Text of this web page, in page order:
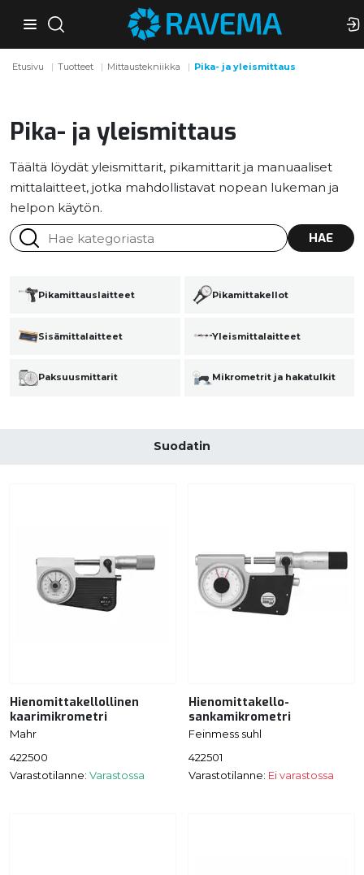
Etusivu Tuotteet Mittaustekniikka Pika- ja yleismittaus
Pika- ja yleismittaus
Täältä löydät yleismittarit, pikamittarit ja manuaaliset
mittalaitteet, jotka mahdollistavat nopean lukeman ja
helpon käytön.
HAE
Pikamittauslaitteet Pikamittakellot
Sisämittalaitteet Yleismittalaitteet
Paksuusmittarit Mikrometrit ja hakatulkit
Suodatin
Hienomittakellollinen
kaarimikrometri
Mahr
422500
Varastotilanne: Varastossa
Hienomittakello-
sankamikrometri
Feinmess suhl
422501
Varastotilanne: Ei varastossa